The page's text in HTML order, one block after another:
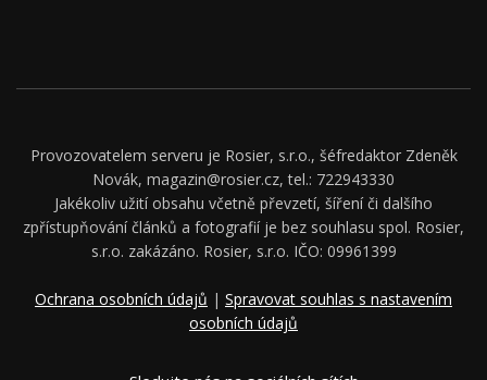
Provozovatelem serveru je Rosier, s.r.o., šéfredaktor Zdeněk
Novák, magazin@rosier.cz, tel.: 722943330
Jakékoliv užití obsahu včetně převzetí, šíření či dalšího
zpřístupňování článků a fotografií je bez souhlasu spol. Rosier,
s.r.o. zakázáno. Rosier, s.r.o. IČO: 09961399
Ochrana osobních údajů | Spravovat souhlas s nastavením
osobních údajů